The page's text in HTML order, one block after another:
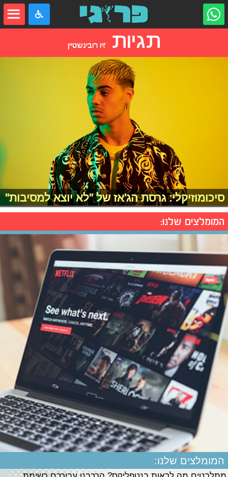
תגיותזיו רובינשטיין
סיכומוזיקלי: גרסת הג'אז של "לא יוצא למסיבות"
המומלצים שלנו:
המומלצים שלנו: